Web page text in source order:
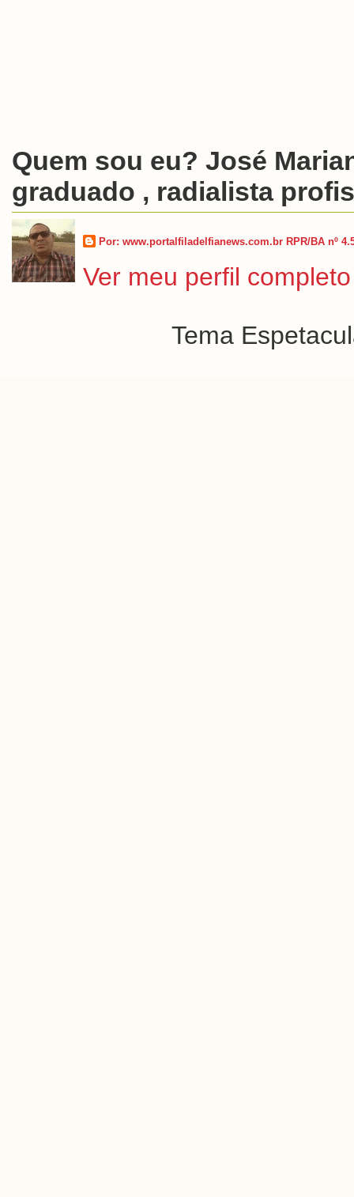
Quem sou eu? José
graduado , radialista
Por: www.portalfiladelfianews.com.br RPR/BA nº
Ver meu perfil completo
Tema